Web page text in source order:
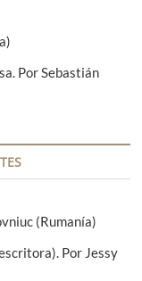
Por Sebastián
(Rumanía)
Por Jessy